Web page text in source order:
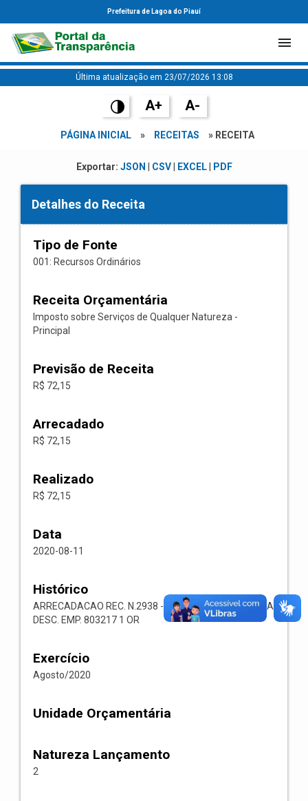
Prefeitura de Lagoa do Piauí
Última atualização em 23/07/2026 13:08
A+ A-
PÁGINA INICIAL » RECEITAS » RECEITA
Exportar: JSON CSV| EXCEL| PDF
Detalhes do Receita
Tipo de Fonte
001: Recursos Ordinários
Receita Orçamentária
Imposto sobre Serviços de Qualquer Natureza -
Principal
Previsão de Receita
R$ 72,15
Arrecadado
R$ 72,15
Realizado
R$ 72,15
Data
2020-08-11
Histórico
ARRECADACAO REC. N.2938 -- 1118.02.3.1.00-RECEITA
DESC. EMP. 803217 1 OR
Exercício
Agosto/2020
Unidade Orçamentária
Natureza Lançamento
2